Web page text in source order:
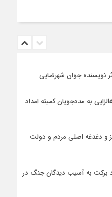
نویسنده جوان شهرضایی
به مددجویان کمیته امداد
و دغدغه اصلی مردم و دولت
برکت به آسیب دیدگان جنگ در